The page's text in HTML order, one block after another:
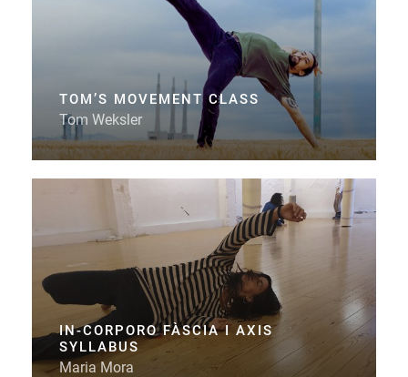
TOM’S MOVEMENT CLASS
Tom Weksler
IN-CORPORO FÀSCIA I AXIS
SYLLABUS
Maria Mora